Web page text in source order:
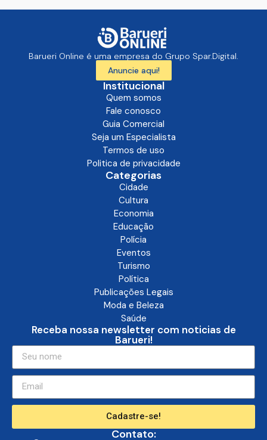
Barueri Online é uma empresa do Grupo Spar.Digital.
Anuncie aqui!
Institucional
Quem somos
Fale conosco
Guia Comercial
Seja um Especialista
Termos de uso
Politica de privacidade
Categorias
Cidade
Cultura
Economia
Educação
Polícia
Eventos
Turismo
Política
Publicações Legais
Moda e Beleza
Saúde
Receba nossa newsletter com noticias de
Barueri!
Cadastre-se!
Contato: